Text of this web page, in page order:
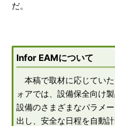
だ。
Infor EAMについて
本稿で取材に応じてい
ォアでは、設備保全向け
設備のさまざまなパラメ
出し、安全な日程を自動